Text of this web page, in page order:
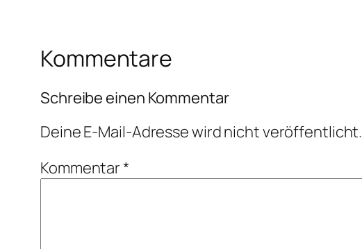
Kommentare
Schreibe einen Kommentar
Deine E-Mail-Adresse wird nicht veröffentlicht.
Kommentar*